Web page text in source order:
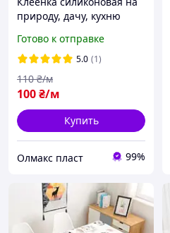
природу, дачу, кухню
Готово к отправке
5.0 (1)
100₴/м
110 ₴/м
Купить
Олмакс пласт 99%